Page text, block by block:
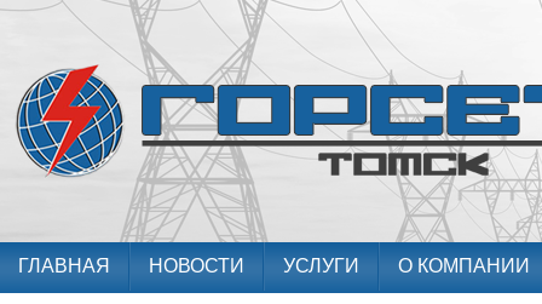
ГЛАВНАЯ НОВОСТИ УСЛУГИ О КОМПАНИИ